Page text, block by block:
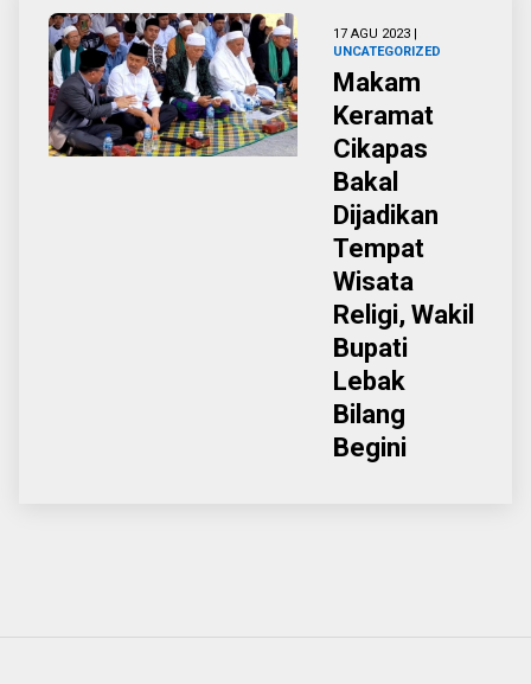
17 AGU 2023 |
UNCATEGORIZED
Makam
Keramat
Cikapas
Bakal
Dijadikan
Tempat
Wisata
Religi, Wakil
Bupati
Lebak
Bilang
Begini